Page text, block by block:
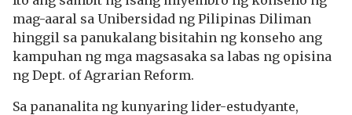
mag-aaral sa Unibersidad ng Pilipinas Diliman
hinggil sa panukalang bisitahin ng konseho ang
kampuhan ng mga magsasaka sa labas ng opisina
ng Dept. of Agrarian Reform.
Sa pananalita ng kunyaring lider-estudyante,